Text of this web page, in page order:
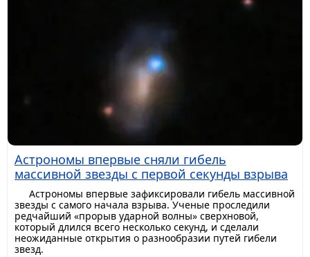
Астрономы впервые сняли гибель
массивной звезды с первой секунды взрыва
Астрономы впервые зафиксировали гибель массивной
звезды с самого начала взрыва. Ученые проследили
редчайший «прорыв ударной волны» сверхновой,
который длился всего несколько секунд, и сделали
неожиданные открытия о разнообразии путей гибели
звезд.